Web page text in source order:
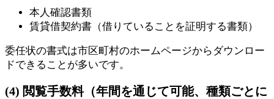
本人確認書類
賃貸借契約書（借りていることを証明する書類）
委任状の書式は市区町村のホームページからダウンロー
ドできることが多いです。
(4) 閲覧手数料（年間を通じて可能、種類ごとに